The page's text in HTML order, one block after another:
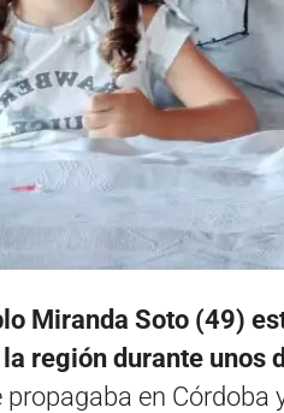
Miranda Soto (49)
la región durante unos
en Córdoba